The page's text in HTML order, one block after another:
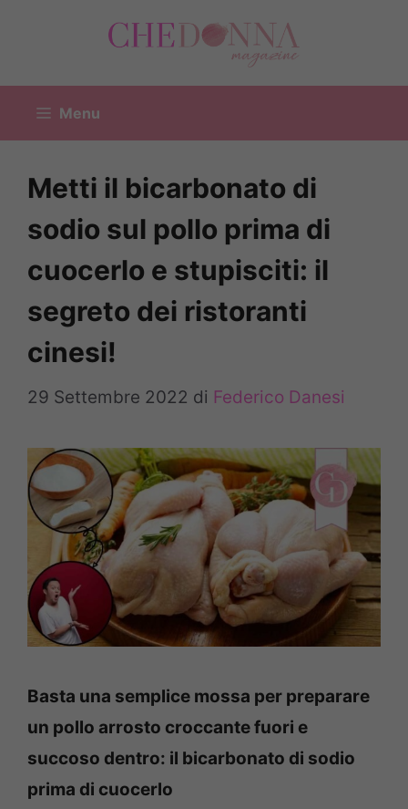
Menu
Metti il bicarbonato di
sodio sul pollo prima di
cuocerlo e stupisciti: il
segreto dei ristoranti
cinesi!
29 Settembre 2022 di Federico Danesi
Basta una semplice mossa per preparare
un pollo arrosto croccante fuori e
succoso dentro: il bicarbonato di sodio
prima di cuocerlo